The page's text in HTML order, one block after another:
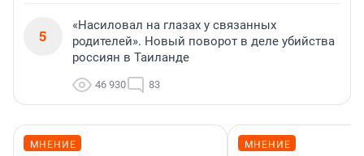
5
«Насиловал на глазах у связанных
родителей». Новый поворот в деле убийства
россиян в Таиланде
46 930 83
МНЕНИЕ МНЕНИЕ